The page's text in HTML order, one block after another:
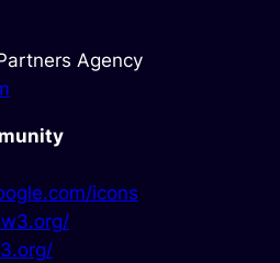
Agency
icons